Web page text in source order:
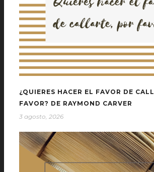
¿QUIERES HACER EL FAVOR DE
FAVOR? DE RAYMOND CARVER
3 agosto, 2026